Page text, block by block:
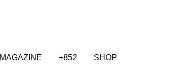
MAGAZINE +852 SHOP